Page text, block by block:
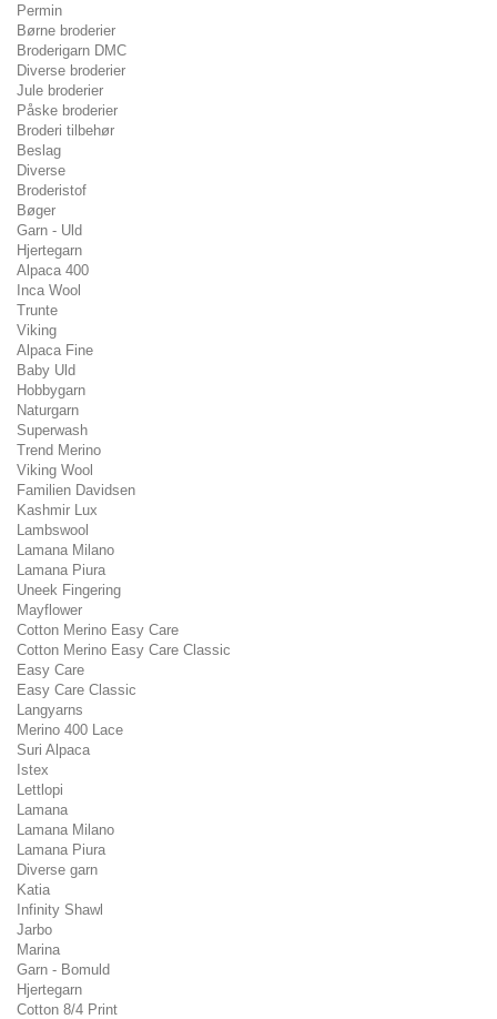
Permin
Børne broderier
Broderigarn DMC
Diverse broderier
Jule broderier
Påske broderier
Broderi tilbehør
Beslag
Diverse
Broderistof
Bøger
Garn - Uld
Hjertegarn
Alpaca 400
Inca Wool
Trunte
Viking
Alpaca Fine
Baby Uld
Hobbygarn
Naturgarn
Superwash
Trend Merino
Viking Wool
Familien Davidsen
Kashmir Lux
Lambswool
Lamana Milano
Lamana Piura
Uneek Fingering
Mayflower
Cotton Merino Easy Care
Cotton Merino Easy Care Classic
Easy Care
Easy Care Classic
Langyarns
Merino 400 Lace
Suri Alpaca
Istex
Lettlopi
Lamana
Lamana Milano
Lamana Piura
Diverse garn
Katia
Infinity Shawl
Jarbo
Marina
Garn - Bomuld
Hjertegarn
Cotton 8/4 Print